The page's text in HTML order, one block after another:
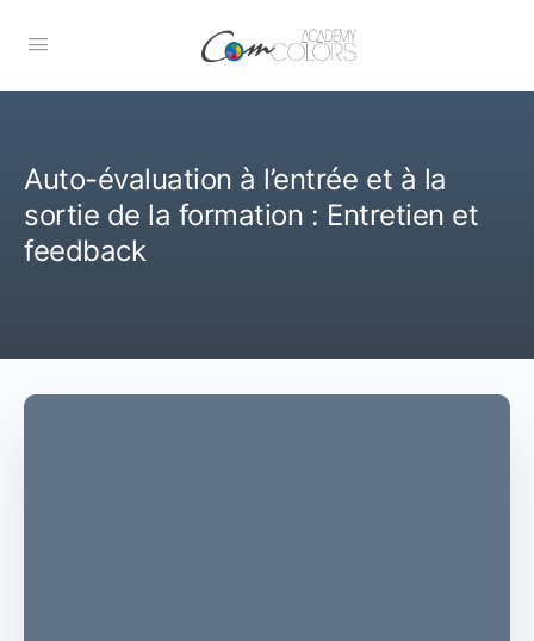
Auto-évaluation à l’entrée et à la
sortie de la formation : Entretien et
feedback